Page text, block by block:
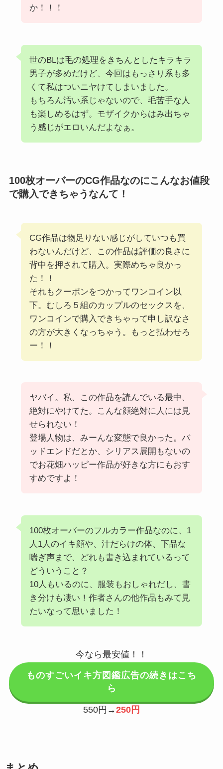
か！！！
世のBLは毛の処理をきちんとしたキラキラ
男子が多めだけど、今回はもっさり系も多
くて私はついニヤけてしまいました。
もちろん汚い系じゃないので、毛苦手な人
も楽しめるはず。モザイクからはみ出ちゃ
う感じがエロいんだよなぁ。
100枚オーバーのCG作品なのにこんなお値段
で購入できちゃうなんて！
CG作品は物足りない感じがしていつも買
わないんだけど、この作品は評価の良さに
背中を押されて購入。実際めちゃ良かっ
た！！
それもクーポンをつかってワンコイン以
下。むしろ５組のカップルのセックスを、
ワンコインで購入できちゃって申し訳なさ
の方が大きくなっちゃう。もっと払わせろ
ー！！
ヤバイ。私、この作品を読んでいる最中、
絶対にやけてた。こんな顔絶対に人には見
せられない！
登場人物は、みーんな変態で良かった。バ
ッドエンドだとか、シリアス展開もないの
でお花畑ハッピー作品が好きな方にもおす
すめですよ！
100枚オーバーのフルカラー作品なのに、1
人1人のイキ顔や、汁だらけの体、下品な
喘ぎ声まで、どれも書き込まれているって
どういうこと？
10人もいるのに、服装もおしゃれだし、書
き分けも凄い！作者さんの他作品もみて見
たいなって思いました！
今なら最安値！！
ものすごいイキ方図鑑広告の続きはこち
ら
550円→250円